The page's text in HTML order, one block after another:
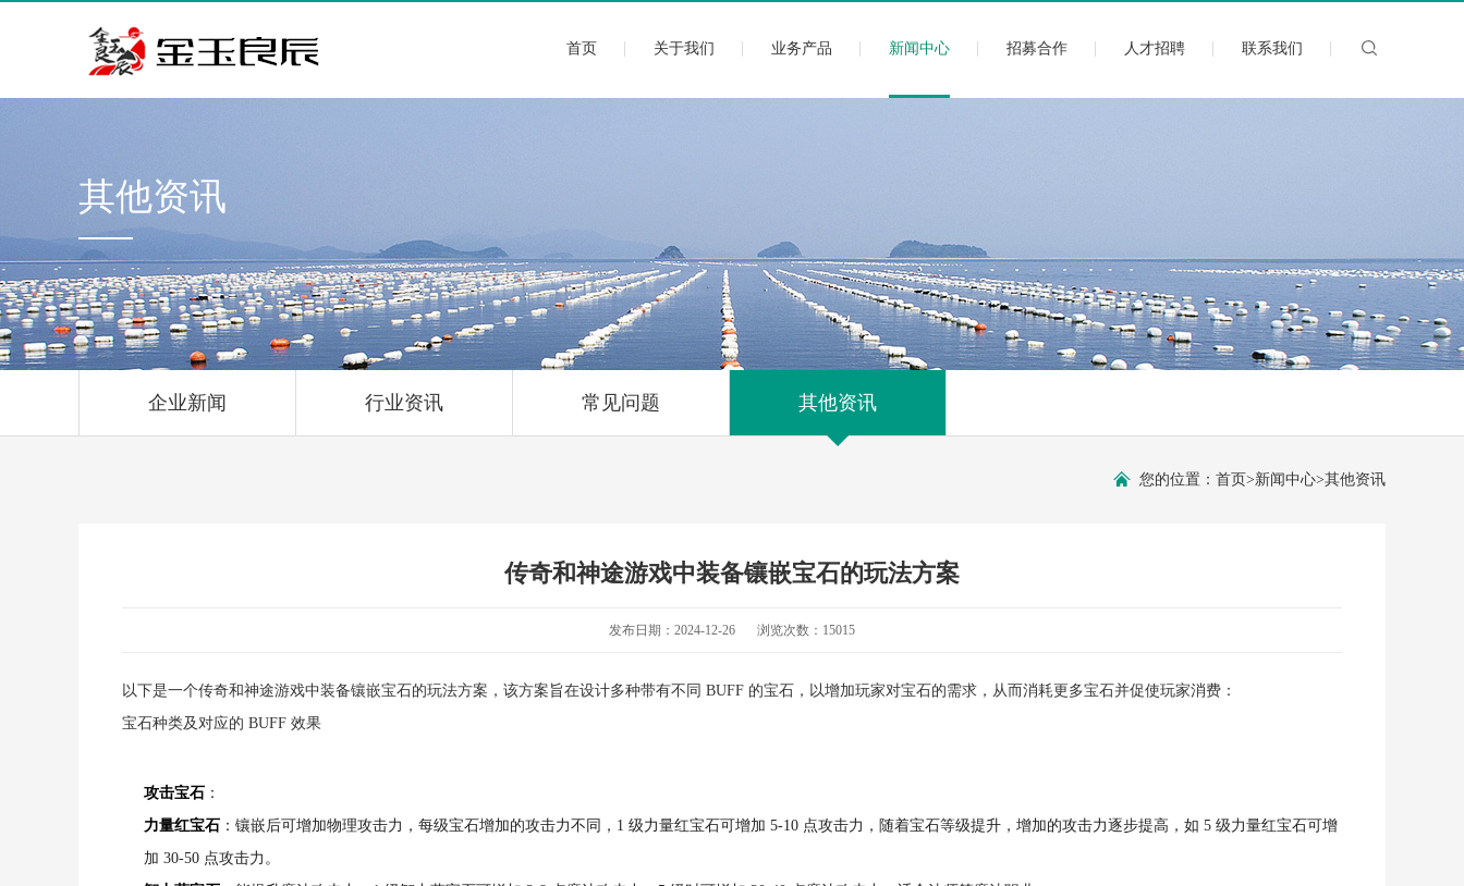
首页 关于我们 业务产品 新闻中心 招募合作 人才招聘 联系我们
其他资讯
企业新闻 行业资讯 常见问题 其他资讯
您的位置： 首页>新闻中心>其他资讯
传奇和神途游戏中装备镶嵌宝石的玩法方案
发布日期：2024-12-26 浏览次数： 15015
以下是一个传奇和神途游戏中装备镶嵌宝石的玩法方案，该方案旨在设计多种带有不同 BUFF 的宝石，以增加玩家对宝石的需求，从而消耗更多宝石并促使玩家消费：
宝石种类及对应的 BUFF 效果
攻击宝石 ：
力量红宝石 ：镶嵌后可增加物理攻击力，每级宝石增加的攻击力不同，1 级力量红宝石可增加 5-10 点攻击力，随着宝石等级提升，增加的攻击力逐步提高，如 5 级力量红宝石可增
加 30-50 点攻击力。